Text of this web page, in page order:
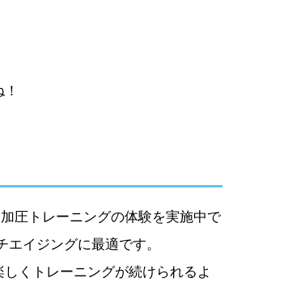
圧トレーニングの体験を実施中で
イジングに最適です。
くトレーニングが続けられるよ